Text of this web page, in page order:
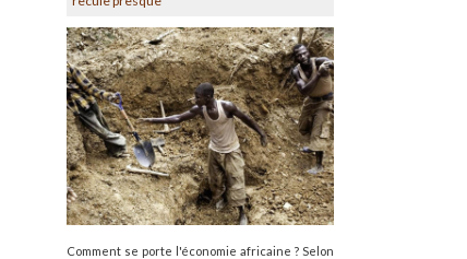
Comment se porte l'économie africaine ? Selon